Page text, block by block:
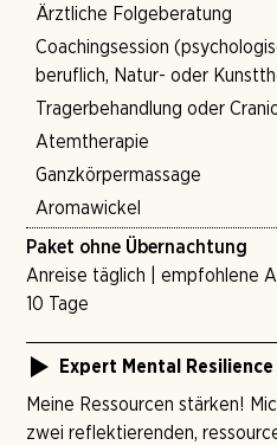
Ärztliche Folgeberatung
Coachingsession
beruflich, Natur- oder
Tragerbehandlung oder
Atemtherapie
Ganzkörpermassage
Aromawickel
Paket ohne Übernachtung
Anreise täglich | empfohlene
10 Tage
Expert Mental
Meine Ressourcen stärken!
zwei reflektierenden,